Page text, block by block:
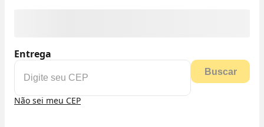
Entrega
Buscar
Não sei meu CEP